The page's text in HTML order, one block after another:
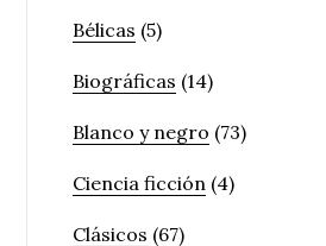
Bélicas (5)
Biográficas (14)
Blanco y negro (73)
Ciencia ficción (4)
Clásicos (67)